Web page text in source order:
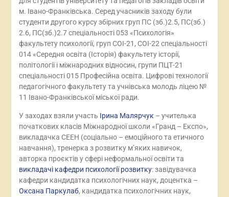
м. Івано-Франківська. Серед учасників заходу були
студенти другого курсу збірних груп ПС (зб.)2.5, ПС(зб.)
2.6, ПС(зб.)2.7 спеціальності 053 «Психологія»
факультету психології, груп СОІ-21, СОІ-22 спеціальності
014 «Середня освіта (Історія) факультету історії,
політології і міжнародних відносин, групи ПЦТ-21
спеціальності 015 Професійна освіта. Цифрові технології
педагогічного факультету та учнівська молодь ліцею №
11 Івано-Франківської міської ради.
У заходах взяли участь Ірина Малярчук – учителька
початкових класів Міжнародної школи «Гранд – Експо»,
викладачка СЕЕН (соціально – емоційного та етичного
навчання), тренерка з розвитку мʼяких навичок,
авторка проєктів у сфері неформальної освіти та
викладачі кафедри психології розвитку: завідувачка
кафедри кандидатка психологічних наук, доцентка –
Оксана Паркулаб, кандидатка психологічних наук,